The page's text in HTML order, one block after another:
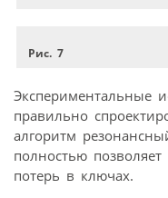
Рис. 7
Экспериментальные
правильно
алгоритм
полностью
потерь в ключах.